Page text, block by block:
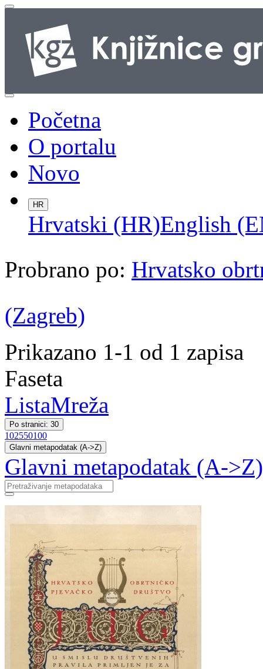
Početna
O portalu
Novo
HR
Hrvatski (HR)English
Probrano po: Hrvatsko
(Zagreb)
Prikazano 1-1 od 1 zapisa
Faseta
ListaMreža
Po stranici: 30
102550100
Glavni metapodatak (A->Z)
Glavni metapodatak (A->Z)